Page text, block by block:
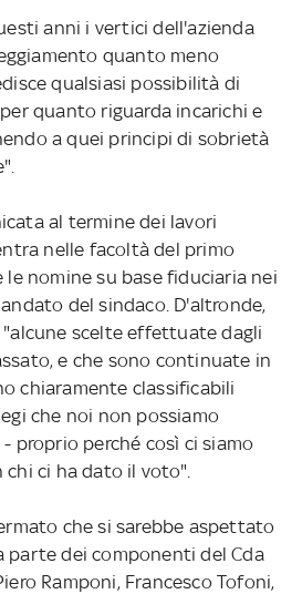
anni i vertici dell'azienda
quanto meno
qualsiasi possibilità di
quanto riguarda incarichi e
a quei principi di sobrietà
al termine dei lavori
nelle facoltà del primo
nomine su base fiduciaria nei
del sindaco. D'altronde,
"alcune scelte effettuate dagli
e che sono continuate in
chiaramente classificabili
che noi non possiamo
proprio perché così ci siamo
ci ha dato il voto".
che si sarebbe aspettato
parte dei componenti del Cda
Ramponi, Francesco Tofoni,